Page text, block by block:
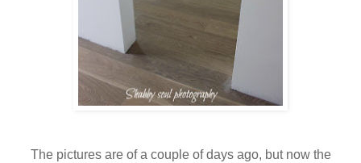
The pictures are of a couple of days ago, but now the